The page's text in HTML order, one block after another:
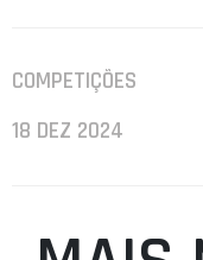
COMPETIÇÕES
18 DEZ 2024